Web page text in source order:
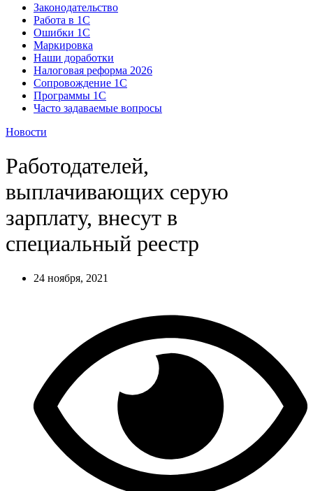
Законодательство
Работа в 1С
Ошибки 1С
Маркировка
Наши доработки
Налоговая реформа 2026
Сопровождение 1С
Программы 1С
Часто задаваемые вопросы
Новости
Работодателей,
выплачивающих серую
зарплату, внесут в
специальный реестр
24 ноября, 2021